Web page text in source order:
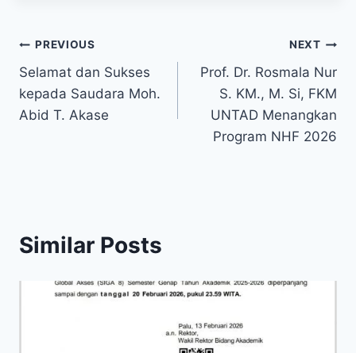
Post
navigation
PREVIOUS
Selamat dan Sukses
kepada Saudara Moh.
Abid T. Akase
NEXT
Prof. Dr. Rosmala Nur
S. KM., M. Si, FKM
UNTAD Menangkan
Program NHF 2026
Similar Posts